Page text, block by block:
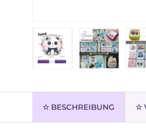
☆ BESCHREIBUNG ☆